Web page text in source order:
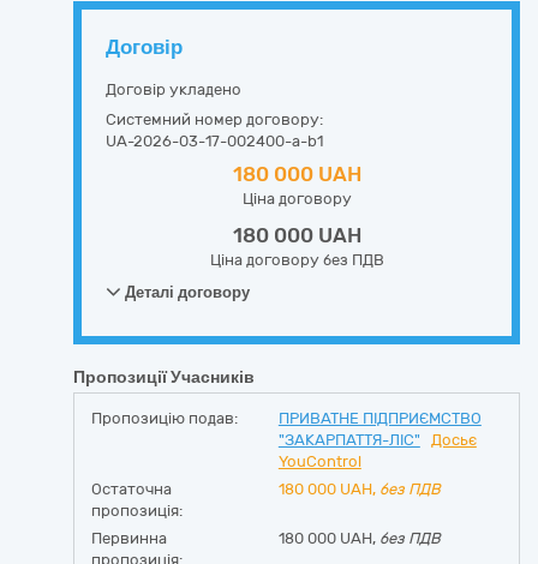
Договір
Договір укладено
Системний номер договору:
UA-2026-03-17-002400-a-b1
180 000 UAH
Ціна договору
180 000 UAH
Ціна договору без ПДВ
Деталі договору
Пропозиції Учасників
Пропозицію подав:
ПРИВАТНЕ ПІДПРИЄМСТВО
"ЗАКАРПАТТЯ-ЛІС"
Досьє
YouControl
Остаточна
пропозиція:
180 000 UAH, без ПДВ
Первинна
пропозиція:
180 000 UAH, без ПДВ